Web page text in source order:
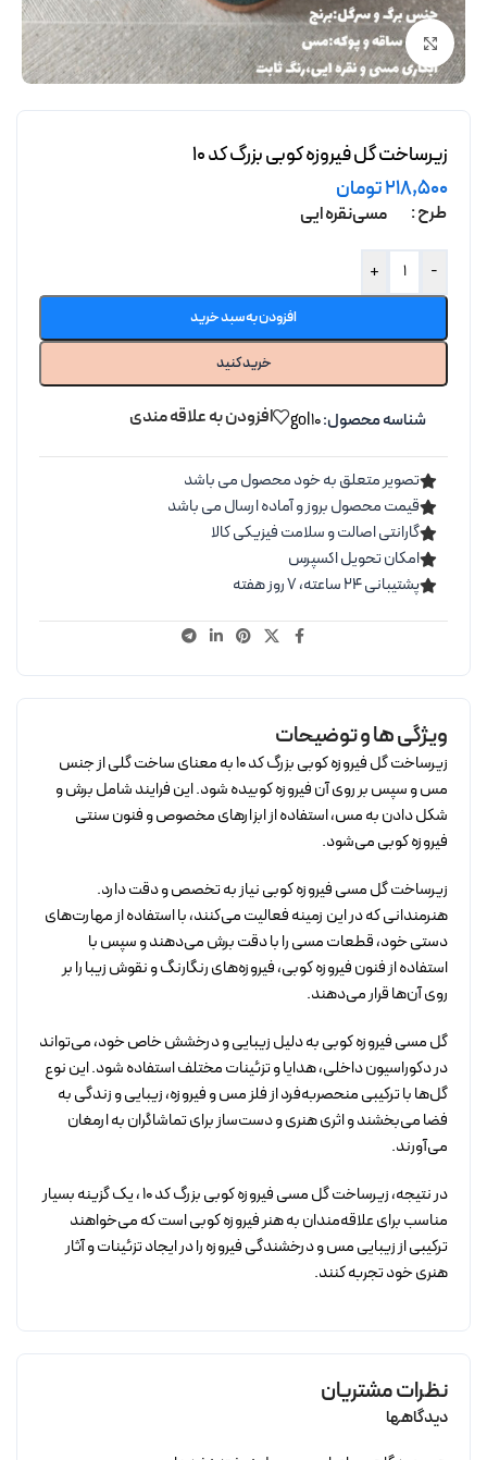
برای بزرگنمایی کلیک کنید
زیرساخت گل فیروزه کوبی بزرگ کد 10
218,500تومان
طرح مسینقره ایی
-
+
افزودن به سبد خرید
خرید کنید
شناسه محصول:gol10 افزودن به علاقه مندی
تصویر متعلق به خود محصول می باشد
قیمت محصول بروز و آماده ارسال می باشد
گارانتی اصالت و سلامت فیزیکی کالا
امکان تحویل اکسپرس
پشتیبانی ۲۴ ساعته، ۷ روز هفته
ویژگی ها و توضیحات
زیرساخت گل فیروزه کوبی بزرگ کد 10 به معنای ساخت گلی از جنس
مس و سپس بر روی آن فیروزه کوبیده شود. این فرایند شامل برش و
شکل دادن به مس، استفاده از ابزارهای مخصوص و فنون سنتی
فیروزه کوبی می‌شود.
زیرساخت گل مسی فیروزه کوبی نیاز به تخصص و دقت دارد.
هنرمندانی که در این زمینه فعالیت می‌کنند، با استفاده از مهارت‌های
دستی خود، قطعات مسی را با دقت برش می‌دهند و سپس با
استفاده از فنون فیروزه کوبی، فیروزه‌های رنگارنگ و نقوش زیبا را بر
روی آن‌ها قرار می‌دهند.
گل مسی فیروزه کوبی به دلیل زیبایی و درخشش خاص خود، می‌تواند
در دکوراسیون داخلی، هدایا و تزئینات مختلف استفاده شود. این نوع
گل‌ها با ترکیبی منحصربه‌فرد از فلز مس و فیروزه، زیبایی و زندگی به
فضا می‌بخشند و اثری هنری و دست‌ساز برای تماشاگران به ارمغان
می‌آورند.
در نتیجه، زیرساخت گل مسی فیروزه کوبی بزرگ کد 10 ، یک گزینه بسیار
مناسب برای علاقه‌مندان به هنر فیروزه کوبی است که می‌خواهند
ترکیبی از زیبایی مس و درخشندگی فیروزه را در ایجاد تزئینات و آثار
هنری خود تجربه کنند.
نظرات مشتریان
دیدگاهها